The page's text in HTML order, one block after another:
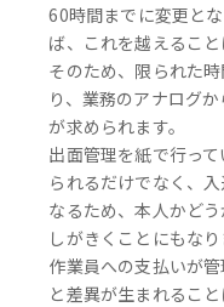
60時間までに変更と
ば、これを越えること
そのため、限られた
り、業務のアナログ
が求められます。
出面管理を紙で行っ
られるだけでなく、
なるため、本人かど
しがきくことにもなり
作業員への支払いが
と差異が生まれること